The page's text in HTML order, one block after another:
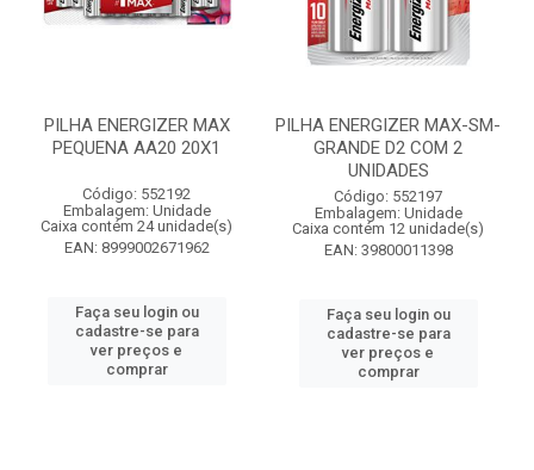
PILHA ENERGIZER MAX
PEQUENA AA20 20X1
Código: 552192
Embalagem: Unidade
Caixa contém 24 unidade(s)
EAN: 8999002671962
Faça seu login ou
cadastre-se para
ver preços e
comprar
PILHA ENERGIZER MAX-SM-
GRANDE D2 COM 2
UNIDADES
Código: 552197
Embalagem: Unidade
Caixa contém 12 unidade(s)
EAN: 39800011398
Faça seu login ou
cadastre-se para
ver preços e
comprar